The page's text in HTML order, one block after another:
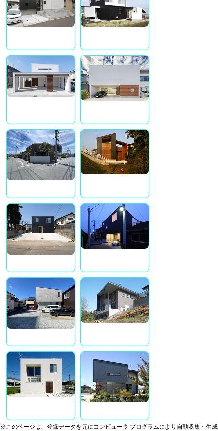
※このページは、登録データを元にコンピュータ プログラムにより自動収集・生成